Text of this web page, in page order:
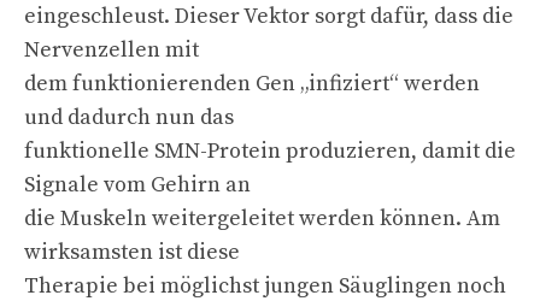
eingeschleust. Dieser Vektor sorgt dafür, dass die
Nervenzellen mit
dem funktionierenden Gen „infiziert“ werden
und dadurch nun das
funktionelle SMN-Protein produzieren, damit die
Signale vom Gehirn an
die Muskeln weitergeleitet werden können. Am
wirksamsten ist diese
Therapie bei möglichst jungen Säuglingen noch